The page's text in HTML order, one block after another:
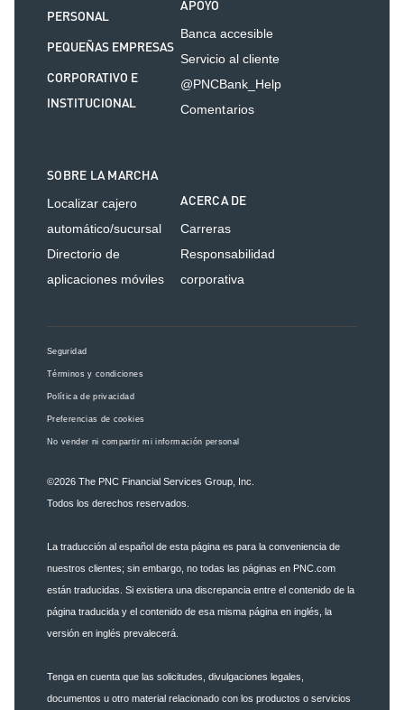
PERSONAL
PEQUEÑAS EMPRESAS
CORPORATIVO E
INSTITUCIONAL
APOYO
Banca accesible
Servicio al cliente
@PNCBank_Help
Comentarios
SOBRE LA MARCHA
Localizar cajero
automático/sucursal
Directorio de
aplicaciones móviles
ACERCA DE
Carreras
Responsabilidad
corporativa
Seguridad
Términos y condiciones
Política de privacidad
Preferencias de cookies
No vender ni compartir mi información personal
©2026 The PNC Financial Services Group, Inc.
Todos los derechos reservados.
La traducción al español de esta página es para la conveniencia de
nuestros clientes; sin embargo, no todas las páginas en PNC.com
están traducidas. Si existiera una discrepancia entre el contenido de la
página traducida y el contenido de esa misma página en inglés, la
versión en inglés prevalecerá.
Tenga en cuenta que las solicitudes, divulgaciones legales,
documentos u otro material relacionado con los productos o servicios